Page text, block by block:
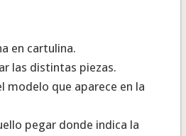
en cartulina.
las distintas piezas.
modelo que aparece en la
pegar donde indica la